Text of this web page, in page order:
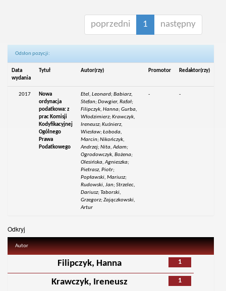
poprzedni 1 następny
Odsłon pozycji:
Data
wydania
Tytuł Autor(rzy) Promotor Redaktor(rzy)
2017
Nowa
ordynacja
podatkowa: z
prac Komisji
Kodyfikacyjnej
Ogólnego
Prawa
Podatkowego
Etel, Leonard; Babiarz,
Stefan; Dowgier, Rafał;
Filipczyk, Hanna; Gurba,
Włodzimierz; Krawczyk,
Ireneusz; Kuśnierz,
Wiesław; Łoboda,
Marcin; Nikończyk,
Andrzej; Nita, Adam;
Ogrodowczyk, Bożena;
Olesińska, Agnieszka;
Pietrasz, Piotr;
Popławski, Mariusz;
Rudowski, Jan; Strzelec,
Dariusz; Taborski,
Grzegorz; Zajączkowski,
Artur
- -
Odkryj
Autor
1
Filipczyk, Hanna
1
Krawczyk, Ireneusz